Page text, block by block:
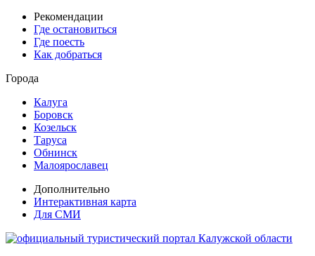
Рекомендации
Где остановиться
Где поесть
Как добраться
Города
Калуга
Боровск
Козельск
Таруса
Обнинск
Малоярославец
Дополнительно
Интерактивная карта
Для СМИ